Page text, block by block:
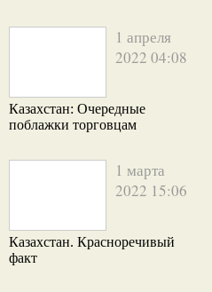
1 апреля
2022 04:08
Казахстан: Очередные
поблажки торговцам
1 марта
2022 15:06
Казахстан. Красноречивый
факт